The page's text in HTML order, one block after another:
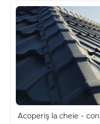
Acoperiş la cheie -